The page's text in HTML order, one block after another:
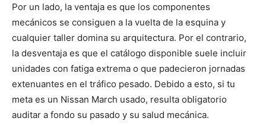
Por un lado, la ventaja es que los componentes
mecánicos se consiguen a la vuelta de la esquina y
cualquier taller domina su arquitectura. Por el contrario,
la desventaja es que el catálogo disponible suele incluir
unidades con fatiga extrema o que padecieron jornadas
extenuantes en el tráfico pesado. Debido a esto, si tu
meta es un Nissan March usado, resulta obligatorio
auditar a fondo su pasado y su salud mecánica.